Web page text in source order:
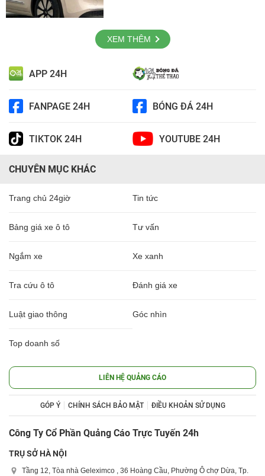
XEM THÊM
APP 24H
FANPAGE 24H BÓNG ĐÁ 24H
TIKTOK 24H YOUTUBE 24H
CHUYÊN MỤC KHÁC
Trang chủ 24giờ Tin tức
Bảng giá xe ô tô Tư vấn
Ngắm xe Xe xanh
Tra cứu ô tô Đánh giá xe
Luật giao thông Góc nhìn
Top doanh số
LIÊN HỆ QUẢNG CÁO
GÓP Ý CHÍNH SÁCH BẢO MẬT ĐIỀU KHOẢN SỬ DỤNG
Công Ty Cổ Phần Quảng Cáo Trực Tuyến 24h
TRỤ SỞ HÀ NỘI
Tầng 12, Tòa nhà Geleximco , 36 Hoàng Cầu, Phường Ô chợ Dừa, Tp.